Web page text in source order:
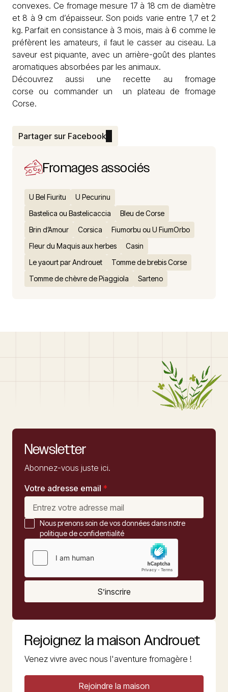
convexes. Ce fromage mesure 17 à 18 cm de diamètre
et 8 à 9 cm d’épaisseur. Son poids varie entre 1,7 et 2
kg. Parfait en consistance à 3 mois, mais à 6 comme le
préfèrent les amateurs, il faut le casser au ciseau. La
saveur est piquante, avec un arrière-goût des plantes
aromatiques absorbées par les animaux.
Découvrez aussi unerecette au fromage
corse ou commander un un plateau de fromage
Corse.
Partager sur Facebook
Fromages associés
U Bel Fiuritu
U Pecurinu
Bastelica ou Bastelicaccia
Bleu de Corse
Brin d’Amour
Corsica
Fiumorbu ou U FiumOrbo
Fleur du Maquis aux herbes
Casin
Le yaourt par Androuet
Tomme de brebis Corse
Tomme de chèvre de Piaggiola
Sarteno
Newsletter
Abonnez-vous juste ici.
Votre adresse email *
Nous prenons soin de vos données dans notre
politique de confidentialité
S’inscrire
Rejoignez la maison Androuet
Venez vivre avec nous l'aventure fromagère !
Rejoindre la maison